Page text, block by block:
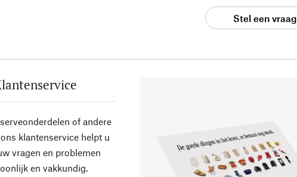
Stel een vraag
of andere
klantenservice helpt u
vragen en problemen
en vakkundig.